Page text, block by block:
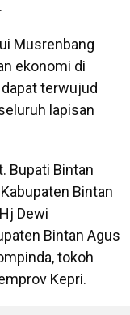
Musrenbang
ekonomi di
terwujud
lapisan
Bupati Bintan
Bintan
Dewi
Bintan Agus
tokoh
Kepri.